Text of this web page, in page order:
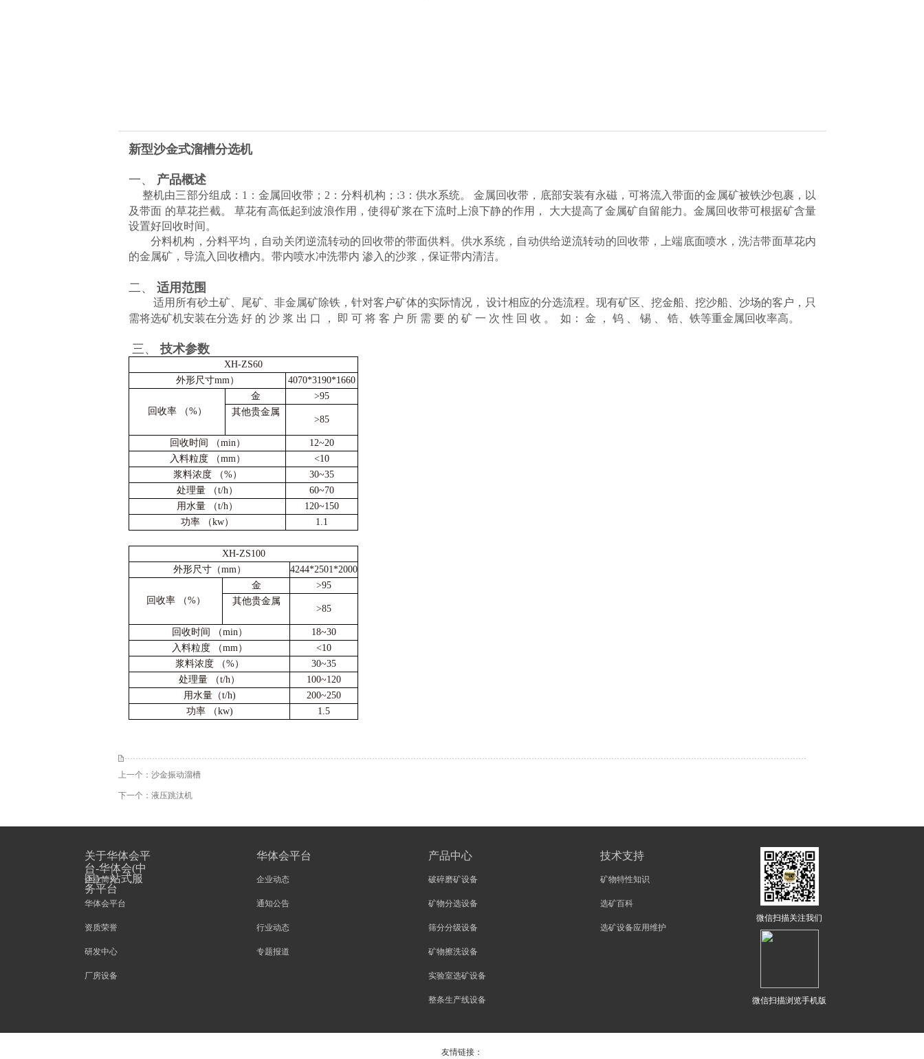
新型沙金式溜槽分选机
一、 产品概述
整机由三部分组成： 1：金属回收带；2：分料机构；:3：供水系统。 金属回收带，底部安装有永磁，可将流入带面的金属矿被铁沙包裹，以
及带面 的草花拦截。 草花有高低起到波浪作用，使得矿浆在下流时上浪下静的作用， 大大提高了金属矿自留能力。金属回收带可根据矿含量
设置好回收时间。
分料机构，分料平均，自动关闭逆流转动的回收带的带面供料。 供水系统，自动供给逆流转动的回收带，上端底面喷水，洗洁带面草花内
的金属矿，导流入回收槽内。带内喷水冲洗带内 渗入的沙浆，保证带内清洁。
二、 适用范围
适用所有砂土矿、尾矿、非金属矿除铁，针对客户矿体的实际情况， 设计相应的分选流程。 现有矿区、挖金船、挖沙船、沙场的客户，只
需将选矿机安装在分选 好 的 沙 浆 出 口 ， 即 可 将 客 户 所 需 要 的 矿 一 次 性 回 收 。 如： 金 ， 钨 锡 锆、铁等重金属回收率高。
三、 技术参数
XH-ZS60
外形尺寸mm）
4070*3190*1660
回收率 （%）
金
>95
其他贵金属
>85
回收时间 （min）
12~20
入料粒度 （mm）
<10
浆料浓度 （%）
30~35
处理量 （t/h）
60~70
用水量 （t/h）
120~150
功率 （kw）
1.1
XH-ZS100
外形尺寸（mm）
4244*2501*2000
回收率 （%）
金
>95
其他贵金属
>85
回收时间 （min）
18~30
入料粒度
（mm）
<10
浆料浓度
（%）
30~35
处理量
（t/h）
100~120
用水量（t/h)
200~250
功率
（kw) 1.5
上一个： 沙金振动溜槽
下一个： 液压跳汰机
关于华体会平
台-华体会(中
国)一站式服
务平台
企业简介
华体会平台
资质荣誉
研发中心
厂房设备
华体会平台
企业动态
通知公告
行业动态
专题报道
产品中心
破碎磨矿设备
矿物分选设备
筛分分级设备
矿物擦洗设备
实验室选矿设备
整条生产线设备
技术支持
矿物特性知识
选矿百科
选矿设备应用维护
微信扫描关注我们
微信扫描浏览手机版
友情链接：